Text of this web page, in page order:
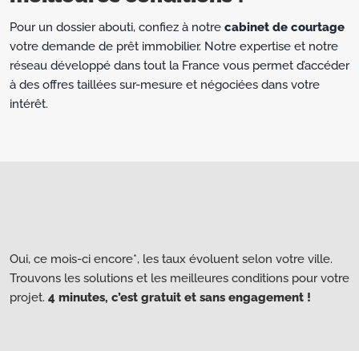
Pour un dossier abouti, confiez à notre cabinet de courtage
votre demande de prêt immobilier. Notre expertise et notre
réseau développé dans tout la France vous permet d’accéder
à des offres taillées sur-mesure et négociées dans votre
intérêt.
Oui, ce mois-ci encore*, les taux évoluent selon votre ville.
Trouvons les solutions et les meilleures conditions pour votre
projet. 4 minutes, c’est gratuit et sans engagement !